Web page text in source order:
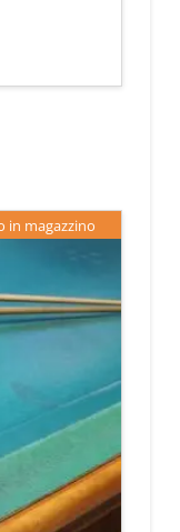
in magazzino